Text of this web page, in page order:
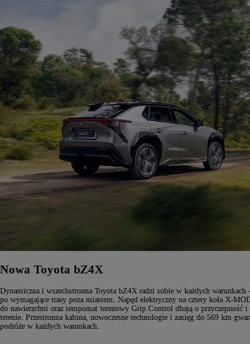
Nowa Toyota bZ4X
Dynamiczna i wszechstronna Toyota bZ4X radzi sobie w każdych
po wymagające trasy poza miastem. Napęd elektryczny na cztery koła X-
do nawierzchni oraz tempomat terenowy Grip Control dbają o przyczepność
terenie. Przestronna kabina, nowoczesne technologie i zasięg do 569 km
podróże w każdych warunkach.